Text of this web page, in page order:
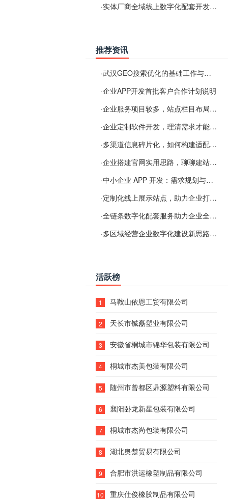
·实体厂商全域线上数字化配套开发与地域检索优化服务
推荐资讯
·武汉GEO搜索优化的基础工作与实施思路
·企业APP开发首批客户合作计划说明
·企业服务项目较多，站点栏目布局规划参考思路
·企业定制软件开发，理清需求才能提升数字化落地效率
·多渠道信息碎片化，如何构建适配 AI 检索的品牌信息源
·企业搭建官网实用思路，聊聊建站容易忽视的问题
·中小企业 APP 开发：需求规划与项目落地避坑经验分享
·定制化线上展示站点，助力企业打通线上经营渠道
·全链条数字化配套服务助力企业全域线上经营
·多区域经营企业数字化建设新思路：多端载体与地域检索一体化落地思路分享
活跃榜
1 马鞍山依恩工贸有限公司
2 天长市铖磊塑业有限公司
3 安徽省桐城市锦华包装有限公司
4 桐城市杰美包装有限公司
5 随州市曾都区鼎源塑料有限公司
6 襄阳卧龙新星包装有限公司
7 桐城市杰尚包装有限公司
8 湖北奥楚贸易有限公司
9 合肥市洪运橡塑制品有限公司
10 重庆仕俊橡胶制品有限公司